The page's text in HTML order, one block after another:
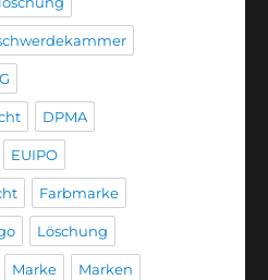
DPMA
EUIPO
Farbmarke
Löschung
Marke Marken